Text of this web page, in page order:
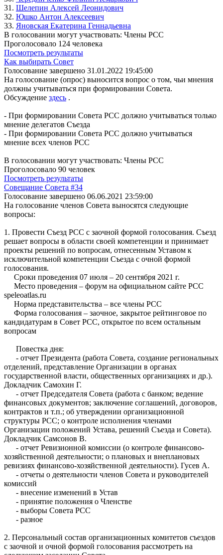
31. Шелепин Алексей Леонидович
32. Юшко Антон Алексеевич
33. Яновская Екатерина Геннадьевна
В голосовании могут участвовать: Члены РСС
Проголосовало 124 человека
Посмотреть результаты
Как выбирать Совет
Голосование завершено 31.01.2022 19:45:00
На голосование (опрос) выносится вопрос о том, чьи мнения
должны учитываться при формировании Совета.
Обсуждение здесь .
- При формировании Совета РСС должно учитываться только
мнение делегатов Съезда
- При формировании Совета РСС должно учитываться
мнение всех членов РСС
В голосовании могут участвовать: Члены РСС
Проголосовало 90 человек
Посмотреть результаты
Совещание Совета #34
Голосование завершено 06.06.2021 23:59:00
На голосование членов Совета выносятся следующие
вопросы:
1. Провести Cъезд РСС с заочной формой голосования. Съезд
решает вопросы в области своей компетенции и принимает
проекты решений по вопросам, отнесенным Уставом к
исключительной компетенции Съезда с очной формой
голосования.
Сроки проведения 07 июля – 20 сентября 2021 г.
Место проведения – форум на официальном сайте РСС
speleoatlas.ru
Норма представительства – все члены РСС
Форма голосования – заочное, закрытое рейтинговое по
кандидатурам в Совет РСС, открытое по всем остальным
вопросам
Повестка дня:
- отчет Президента (работа Совета, создание региональных
отделений, представление Организации в органах
государственной власти, общественных организациях и др.).
Докладчик Самохин Г.
- отчет Председателя Совета (работа с банком; ведение
финансовых документов; заключение соглашений, договоров,
контрактов и т.п.; об утверждении организационной
структуры РСС; о контроле исполнения членами
Организации положений Устава, решений Съезда и Совета).
Докладчик Самсонов В.
- отчет Ревизионной комиссии (о контроле финансово-
хозяйственной деятельности; о плановых и внеплановых
ревизиях финансово-хозяйственной деятельности). Гусев А.
- отчеты о деятельности членов Совета и руководителей
комиссий
- внесение изменений в Устав
- принятие положения о Членстве
- выборы Совета РСС
- разное
2. Персональный состав организационных комитетов съездов
с заочной и очной формой голосования рассмотреть на